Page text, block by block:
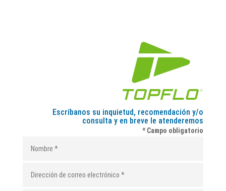
Escríbanos su inquietud, recomendación y/o
consulta y en breve le atenderemos
* Campo obligatorio